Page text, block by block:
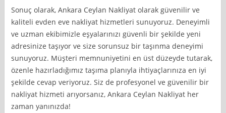
Sonuç olarak, Ankara Ceylan Nakliyat olarak güvenilir ve
kaliteli evden eve nakliyat hizmetleri sunuyoruz. Deneyimli
ve uzman ekibimizle eşyalarınızı güvenli bir şekilde yeni
adresinize taşıyor ve size sorunsuz bir taşınma deneyimi
sunuyoruz. Müşteri memnuniyetini en üst düzeyde tutarak,
özenle hazırladığımız taşıma planıyla ihtiyaçlarınıza en iyi
şekilde cevap veriyoruz. Siz de profesyonel ve güvenilir bir
nakliyat hizmeti arıyorsanız, Ankara Ceylan Nakliyat her
zaman yanınızda!